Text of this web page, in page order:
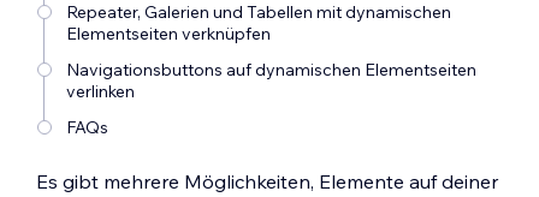
Repeater, Galerien und Tabellen mit dynamischen
Elementseiten verknüpfen
Navigationsbuttons auf dynamischen Elementseiten
verlinken
FAQs
Es gibt mehrere Möglichkeiten, Elemente auf deiner